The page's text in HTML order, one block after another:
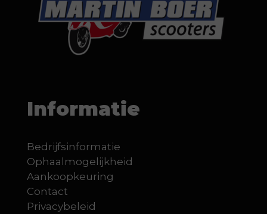
Informatie
Bedrijfsinformatie
Ophaalmogelijkheid
Aankoopkeuring
Contact
Privacybeleid